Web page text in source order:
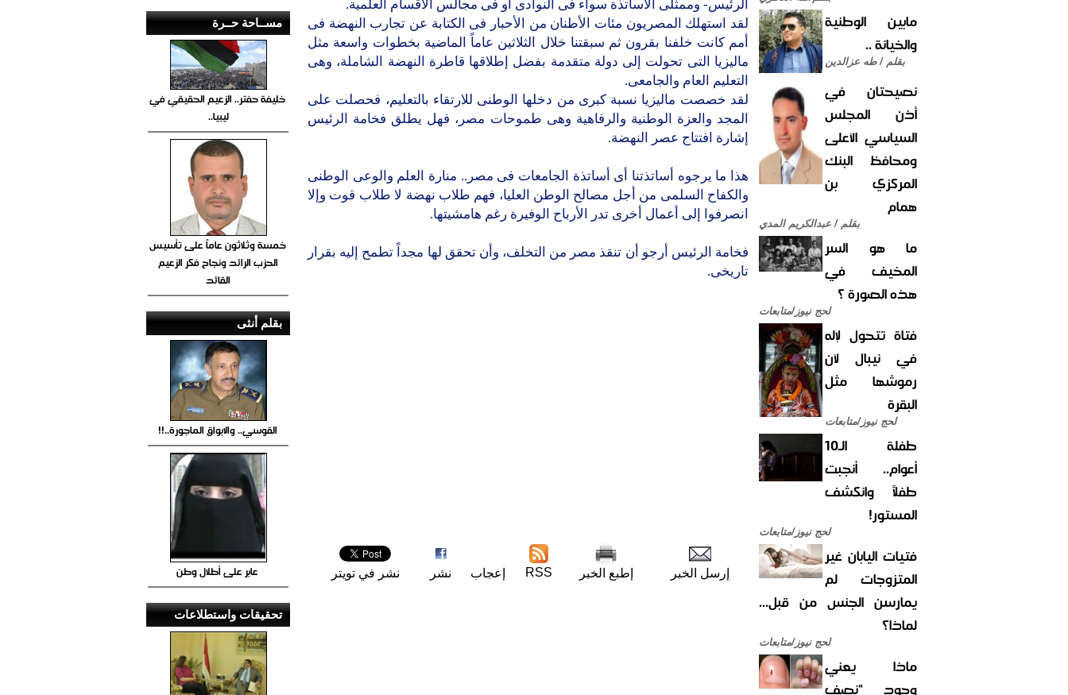
مابين الوطنية
والخيانة ..
بقلم / طه عزالدين
نصيحتان في
أذن المجلس
السياسي الأعلى
ومحافظ البنك
المركزي بن
همام
بقلم / عبدالكريم المدي
ما هو السر
المخيف في
هذه الصورة ؟
لحج نيوز/متابعات
فتاة تتحول لإله
في نيبال لأن
رموشها مثل
البقرة
لحج نيوز/متابعات
طفلة الـ10
أعوام.. أنجبت
طفلاً وانكشف
المستور!
لحج نيوز/متابعات
فتيات اليابان غير
المتزوجات لم
يمارسن الجنس من قبل...
لماذا؟
لحج نيوز/متابعات
ماذا يعني
وجود "نصف
الرئيس- وممثلى الأساتذة سواء فى النوادى أو فى مجالس الأقسام العلمية.
لقد استهلك المصريون مئات الأطنان من الأحبار فى الكتابة عن تجارب النهضة فى
أمم كانت خلفنا بقرون ثم سبقتنا خلال الثلاثين عاماً الماضية بخطوات واسعة مثل
ماليزيا التى تحولت إلى دولة متقدمة بفضل إطلاقها قاطرة النهضة الشاملة، وهى
التعليم العام والجامعى.
لقد خصصت ماليزيا نسبة كبرى من دخلها الوطنى للارتقاء بالتعليم، فحصلت على
المجد والعزة الوطنية والرفاهية وهى طموحات مصر، فهل يطلق فخامة الرئيس
إشارة افتتاح عصر النهضة.
هذا ما يرجوه أساتذتنا أى أساتذة الجامعات فى مصر.. منارة العلم والوعى الوطنى
والكفاح السلمى من أجل مصالح الوطن العليا، فهم طلاب نهضة لا طلاب قوت وإلا
انصرفوا إلى أعمال أخرى تدر الأرباح الوفيرة رغم هامشيتها.
فخامة الرئيس أرجو أن تنقذ مصر من التخلف، وأن تحقق لها مجداً تطمح إليه بقرار
تاريخى.
إرسل الخبر إطبع الخبر RSS إعجاب نشر نشر في تويتر
مســاحة حــرة
خليفة حفتر.. الزعيم الحقيقي في
ليبيا..
خمسة وثلاثون عاماً على تأسيس
الحزب الرائد ونجاح فكر الزعيم
القائد
بقلم أنثى
القوسي.. والابواق الماجورة..!!
عابر على أطلال وطن
تحقيقات واستطلاعات